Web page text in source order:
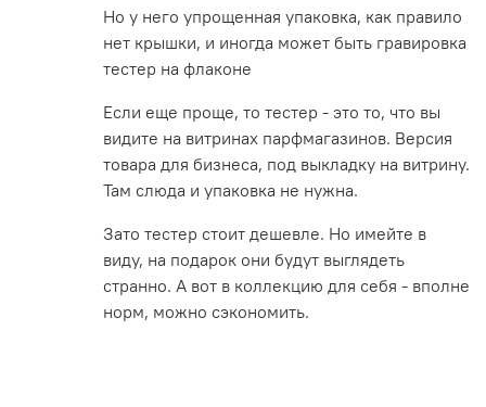
Но у него упрощенная упаковка, как правило
нет крышки, и иногда может быть гравировка
тестер на флаконе
Если еще проще, то тестер - это то, что вы
видите на витринах парфмагазинов. Версия
товара для бизнеса, под выкладку на витрину.
Там слюда и упаковка не нужна.
Зато тестер стоит дешевле. Но имейте в
виду, на подарок они будут выглядеть
странно. А вот в коллекцию для себя - вполне
норм, можно сэкономить.